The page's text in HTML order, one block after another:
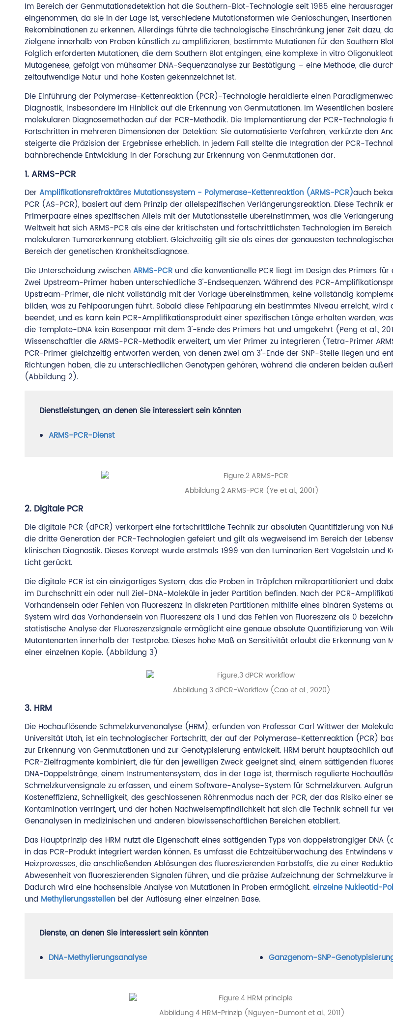
Im Bereich der Genmutationsdetektion hat die Southern-Blot-Technologie seit 1985 eine
eingenommen, da sie in der Lage ist, verschiedene Mutationsformen wie Genlöschungen,
Rekombinationen zu erkennen. Allerdings führte die technologische Einschränkung jener Zeit dazu,
Zielgene innerhalb von Proben künstlich zu amplifizieren, bestimmte Mutationen für den Southern
Folglich erforderten Mutationen, die dem Southern Blot entgingen, eine komplexe in vitro
Mutagenese, gefolgt von mühsamer DNA-Sequenzanalyse zur Bestätigung – eine Methode, die
zeitaufwendige Natur und hohe Kosten gekennzeichnet ist.
Die Einführung der Polymerase-Kettenreaktion (PCR)-Technologie heraldierte einen
Diagnostik, insbesondere im Hinblick auf die Erkennung von Genmutationen. Im Wesentlichen
molekularen Diagnosemethoden auf der PCR-Methodik. Die Implementierung der PCR-Technologie
Fortschritten in mehreren Dimensionen der Detektion: Sie automatisierte Verfahren, verkürzte den
steigerte die Präzision der Ergebnisse erheblich. In jedem Fall stellte die Integration der PCR-
bahnbrechende Entwicklung in der Forschung zur Erkennung von Genmutationen dar.
1. ARMS-PCR
Der Amplifikationsrefraktäres Mutationssystem - Polymerase-Kettenreaktion (ARMS-PCR)auch
PCR (AS-PCR), basiert auf dem Prinzip der allelspezifischen Verlängerungsreaktion. Diese Technik
Primerpaare eines spezifischen Allels mit der Mutationsstelle übereinstimmen, was die
Weltweit hat sich ARMS-PCR als eine der kritischsten und fortschrittlichsten Technologien im
molekularen Tumorerkennung etabliert. Gleichzeitig gilt sie als eines der genauesten
Bereich der genetischen Krankheitsdiagnose.
Die Unterscheidung zwischen ARMS-PCR und die konventionelle PCR liegt im Design des Primers für
Zwei Upstream-Primer haben unterschiedliche 3'-Endsequenzen. Während des PCR-
Upstream-Primer, die nicht vollständig mit der Vorlage übereinstimmen, keine vollständig
bilden, was zu Fehlpaarungen führt. Sobald diese Fehlpaarung ein bestimmtes Niveau erreicht, wird
beendet, und es kann kein PCR-Amplifikationsprodukt einer spezifischen Länge erhalten werden,
die Template-DNA kein Basenpaar mit dem 3'-Ende des Primers hat und umgekehrt (Peng et al.,
Wissenschaftler die ARMS-PCR-Methodik erweitert, um vier Primer zu integrieren (Tetra-Primer
PCR-Primer gleichzeitig entworfen werden, von denen zwei am 3'-Ende der SNP-Stelle liegen und
Richtungen haben, die zu unterschiedlichen Genotypen gehören, während die anderen beiden
(Abbildung 2).
Dienstleistungen, an denen Sie interessiert sein könnten
ARMS-PCR-Dienst
Abbildung 2 ARMS-PCR (Ye et al., 2001)
2. Digitale PCR
Die digitale PCR (dPCR) verkörpert eine fortschrittliche Technik zur absoluten Quantifizierung von
die dritte Generation der PCR-Technologien gefeiert und gilt als wegweisend im Bereich der
klinischen Diagnostik. Dieses Konzept wurde erstmals 1999 von den Luminarien Bert Vogelstein und
Licht gerückt.
Die digitale PCR ist ein einzigartiges System, das die Proben in Tröpfchen mikropartitioniert und
im Durchschnitt ein oder null Ziel-DNA-Moleküle in jeder Partition befinden. Nach der PCR-
Vorhandensein oder Fehlen von Fluoreszenz in diskreten Partitionen mithilfe eines binären Systems
System wird das Vorhandensein von Fluoreszenz als 1 und das Fehlen von Fluoreszenz als 0
statistische Analyse der Fluoreszenzsignale ermöglicht eine genaue absolute Quantifizierung von
Mutantenarten innerhalb der Testprobe. Dieses hohe Maß an Sensitivität erlaubt die Erkennung von
einer einzelnen Kopie. (Abbildung 3)
Abbildung 3 dPCR-Workflow (Cao et al., 2020)
3. HRM
Die Hochauflösende Schmelzkurvenanalyse (HRM), erfunden von Professor Carl Wittwer der
Universität Utah, ist ein technologischer Fortschritt, der auf der Polymerase-Kettenreaktion (PCR)
zur Erkennung von Genmutationen und zur Genotypisierung entwickelt. HRM beruht hauptsächlich
PCR-Zielfragmente kombiniert, die für den jeweiligen Zweck geeignet sind, einem sättigenden
DNA-Doppelstränge, einem Instrumentensystem, das in der Lage ist, thermisch regulierte
Schmelzkurvensignale zu erfassen, und einem Software-Analyse-System für Schmelzkurven.
Kosteneffizienz, Schnelligkeit, des geschlossenen Röhrenmodus nach der PCR, der das Risiko einer
Kontamination verringert, und der hohen Nachweisempfindlichkeit hat sich die Technik schnell für
Genanalysen in medizinischen und anderen biowissenschaftlichen Bereichen etabliert.
Das Hauptprinzip des HRM nutzt die Eigenschaft eines sättigenden Typs von doppelsträngiger DNA
in das PCR-Produkt integriert werden können. Es umfasst die Echtzeitüberwachung des Entwindens
Heizprozesses, die anschließenden Ablösungen des fluoreszierenden Farbstoffs, die zu einer
Abwesenheit von fluoreszierenden Signalen führen, und die präzise Aufzeichnung der Schmelzkurve
Dadurch wird eine hochsensible Analyse von Mutationen in Proben ermöglicht. einzelne Nukleotid-
und Methylierungsstellen bei der Auflösung einer einzelnen Base.
Dienste, an denen Sie interessiert sein könnten
DNA-Methylierungsanalyse
Ganzgenom-SNP-
Abbildung 4 HRM-Prinzip (Nguyen-Dumont et al., 2011)